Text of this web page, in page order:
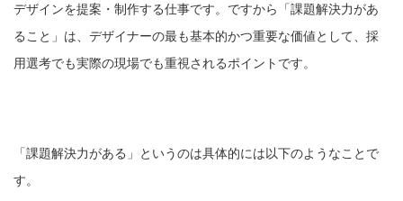
デザインを提案・制作する仕事です。ですから「課題解決力があ
ること」は、デザイナーの最も基本的かつ重要な価値として、採
用選考でも実際の現場でも重視されるポイントです。
「課題解決力がある」というのは具体的には以下のようなことで
す。